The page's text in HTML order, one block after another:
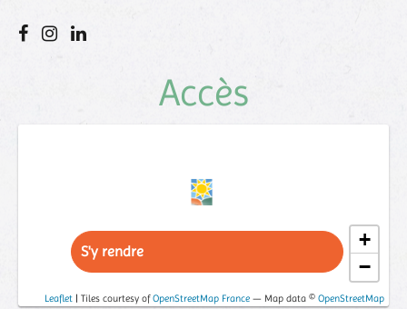
Accès
+
−
Leaflet | Tiles courtesy ofOpenStreetMap France — Map data © OpenStreetMap
S'y rendre